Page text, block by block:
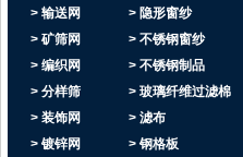
> 输送网
> 矿筛网
> 编织网
> 分样筛
> 装饰网
> 镀锌网
> 隐形窗纱
> 不锈钢窗纱
> 不锈钢制品
> 玻璃纤维过滤棉
> 滤布
> 钢格板